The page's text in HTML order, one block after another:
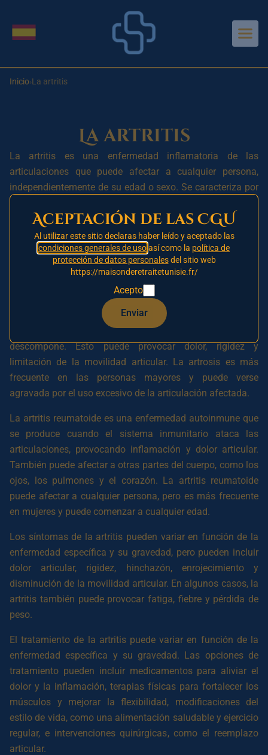
Cambiar idioma
Inicio›La artritis
La artritis
La artritis es una enfermedad inflamatoria de las
articulaciones que puede afectar a cualquier persona,
independientemente de su edad o sexo. Se caracteriza por
pueden provocar una disminución de la movilidad y la
función articular.
Existen numerosos tipos de artritis, pero las dos formas
más frecuentes son la artrosis y la artritis reumatoide.
La artrosis es una enfermedad degenerativa que se
produce cuando el cartílago que recubre los extremos de
los huesos en las articulaciones se desgasta y se
descompone. Esto puede provocar dolor, rigidez y
limitación de la movilidad articular. La artrosis es más
frecuente en las personas mayores y puede verse
agravada por el uso excesivo de la articulación afectada.
La artritis reumatoide es una enfermedad autoinmune que
se produce cuando el sistema inmunitario ataca las
articulaciones, provocando inflamación y dolor articular.
También puede afectar a otras partes del cuerpo, como los
ojos, los pulmones y el corazón. La artritis reumatoide
puede afectar a cualquier persona, pero es más frecuente
en mujeres y puede comenzar a cualquier edad.
Los síntomas de la artritis pueden variar en función de la
enfermedad específica y su gravedad, pero pueden incluir
dolor articular, rigidez, hinchazón, enrojecimiento y
disminución de la movilidad articular. En algunos casos, la
artritis también puede provocar fatiga, fiebre y pérdida de
peso.
El tratamiento de la artritis puede variar en función de la
enfermedad específica y su gravedad. Las opciones de
tratamiento pueden incluir medicamentos para aliviar el
dolor y la inflamación, terapias físicas para fortalecer los
músculos y mejorar la flexibilidad, modificaciones del
estilo de vida, como una alimentación saludable y ejercicio
regular, e intervenciones quirúrgicas, como el reemplazo
articular.
Aceptación de las CGU
Al utilizar este sitio declaras haber leído y aceptado las
condiciones generales de usoasí como la política de
protección de datos personalesdel sitio web
https://maisonderetraitetunisie.fr/
Acepto
Enviar